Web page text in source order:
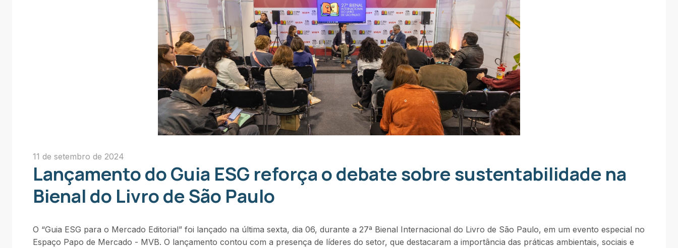
11 de setembro de 2024
Lançamento do Guia ESG reforça o debate sobre sustentabilidade na
Bienal do Livro de São Paulo
O “Guia ESG para o Mercado Editorial” foi lançado na última sexta, dia 06, durante a 27ª Bienal Internacional do Livro de São Paulo, em um evento especial no
Espaço Papo de Mercado - MVB. O lançamento contou com a presença de líderes do setor, que destacaram a importância das práticas ambientais, sociais e